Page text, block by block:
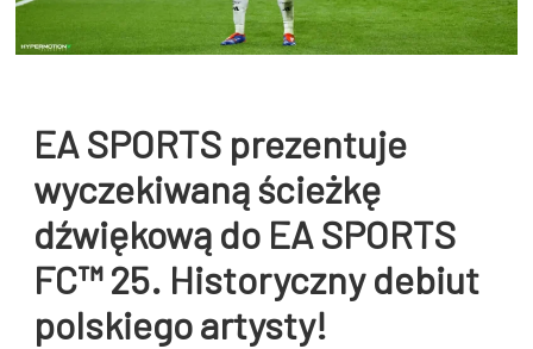
EA SPORTS prezentuje
wyczekiwaną ścieżkę
dźwiękową do EA SPORTS
FC™ 25. Historyczny debiut
polskiego artysty!